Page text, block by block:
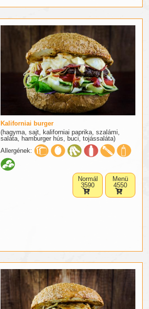
Kaliforniai burger
(hagyma, sajt, kaliforniai paprika, szalámi,
saláta, hamburger hús, buci, tojássaláta)
Allergének:
Normál
3590
Menü
4550